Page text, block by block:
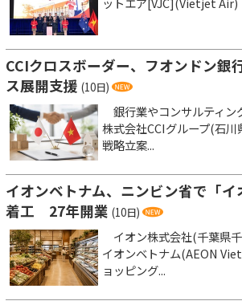
CCIクロスボーダー、フオンドン
ス展開支援 (10日)
銀行業やコンサルティン
株式会社CCIグループ(石
戦略立案...
イオンベトナム、ニンビン省で「イ
着工 27年開業 (10日)
イオン株式会社(千葉県
イオンベトナム(AEON
ョッピング...